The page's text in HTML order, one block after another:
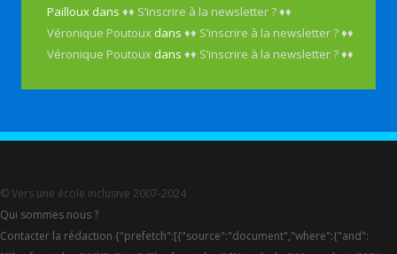
Pailloux dans♦♦ S’inscrire à la newsletter ? ♦♦
Véronique Poutoux dans♦♦ S’inscrire à la newsletter ? ♦♦
Véronique Poutoux dans♦♦ S’inscrire à la newsletter ? ♦♦
© Vers une école inclusive 2007-2024
Qui sommes nous ?
Contacter la rédaction {"prefetch":[{"source":"document","where":{"and":